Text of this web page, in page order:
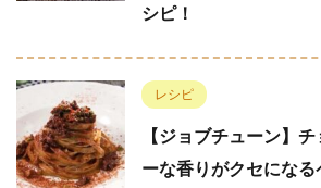
シピ！
レシピ
【ジョブチューン】
ーな香りがクセにな